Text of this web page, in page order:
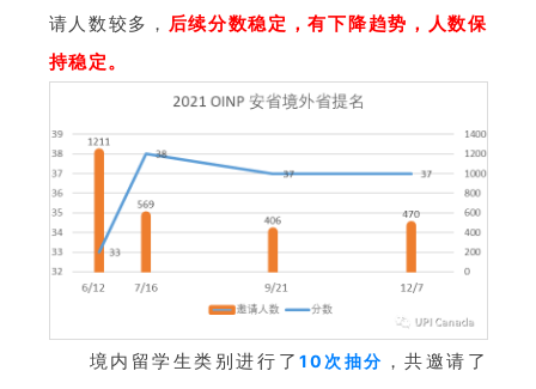
请人数较多， 后续分数稳定，有下降趋势，人数保
持稳定。
境内留学生类别进行了10次抽分 ，共邀请了